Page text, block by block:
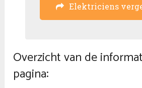
Elektriciens
Overzicht van de
pagina: